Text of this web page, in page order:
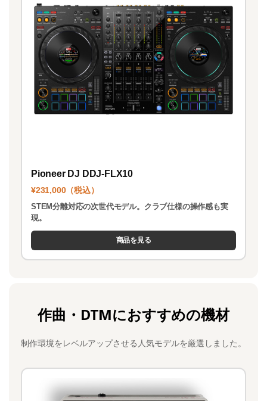
Pioneer DJ DDJ-FLX10
¥231,000（税込）
STEM分離対応の次世代モデル。クラブ仕様の操作感も実
現。
商品を見る
作曲・DTMにおすすめの機材
制作環境をレベルアップさせる人気モデルを厳選しました。